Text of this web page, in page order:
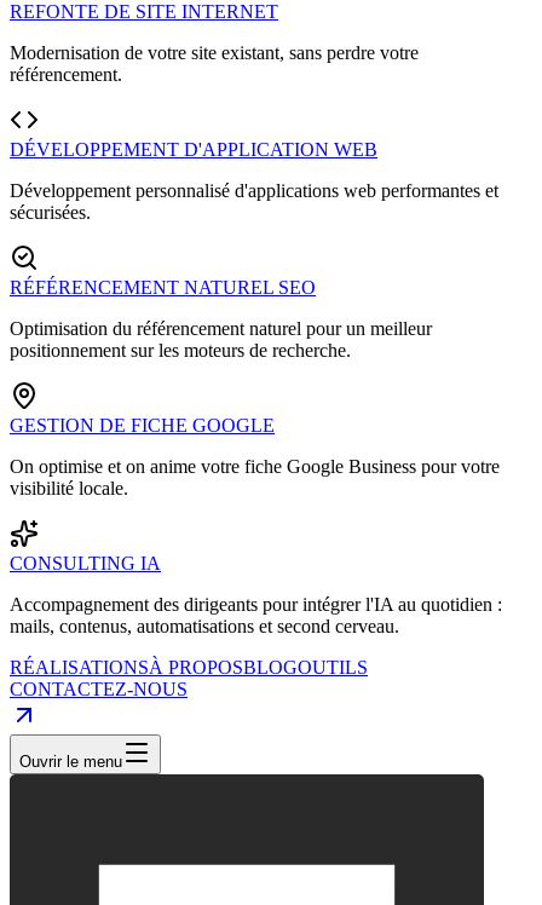
REFONTE DE SITE INTERNET
Modernisation de votre site existant, sans perdre votre
référencement.
DÉVELOPPEMENT D'APPLICATION WEB
Développement personnalisé d'applications web performantes et
sécurisées.
RÉFÉRENCEMENT NATUREL SEO
Optimisation du référencement naturel pour un meilleur
positionnement sur les moteurs de recherche.
GESTION DE FICHE GOOGLE
On optimise et on anime votre fiche Google Business pour votre
visibilité locale.
CONSULTING IA
Accompagnement des dirigeants pour intégrer l'IA au quotidien :
mails, contenus, automatisations et second cerveau.
RÉALISATIONSÀ PROPOSBLOGOUTILS
CONTACTEZ-NOUS
Ouvrir le menu